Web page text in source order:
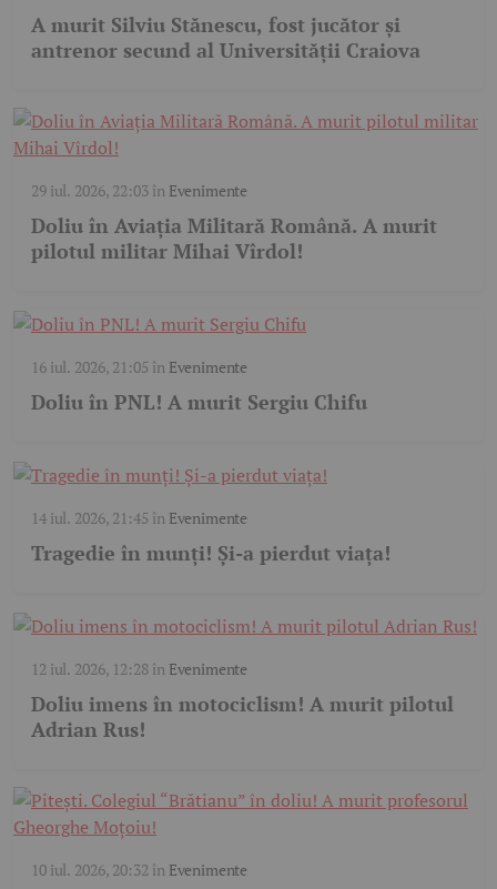
A murit Silviu Stănescu, fost jucător și
antrenor secund al Universității Craiova
29 iul. 2026, 22:03în Evenimente
Doliu în Aviația Militară Română. A murit
pilotul militar Mihai Vîrdol!
16 iul. 2026, 21:05 în Evenimente
Doliu în PNL! A murit Sergiu Chifu
14 iul. 2026, 21:45 în Evenimente
Tragedie în munți! Și-a pierdut viața!
12 iul. 2026, 12:28în Evenimente
Doliu imens în motociclism! A murit pilotul
Adrian Rus!
10 iul. 2026, 20:32 în Evenimente